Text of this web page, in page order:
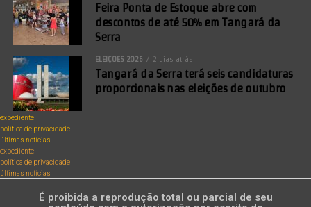
Feira Ponta de Estoque abre com
descontos de até 50% em Tangará da
Serra
ELEIÇÕES 2026 2 dias atrás
Tangará da Serra terá seis candidaturas
proporcionais nas eleições de outubro
expediente
política de privacidade
últimas notícias
expediente
política de privacidade
últimas notícias
É proibida a reprodução total ou parcial de seu